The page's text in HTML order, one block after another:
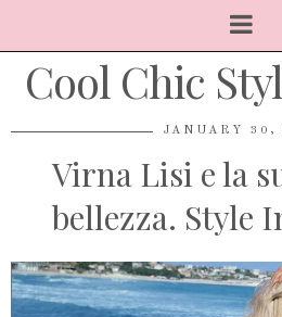
Cool Chic
JANUARY 30,
Virna Lisi e la
bellezza‬. Style